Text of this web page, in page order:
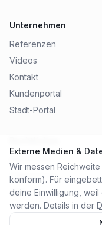
Unternehmen
Referenzen
Videos
Kontakt
Kundenportal
Stadt-Portal
Datenschutz
AGB
Externe Medien &
Wir messen Reichweite
konform). Für
deine Einwilligung,
werden. Details in der